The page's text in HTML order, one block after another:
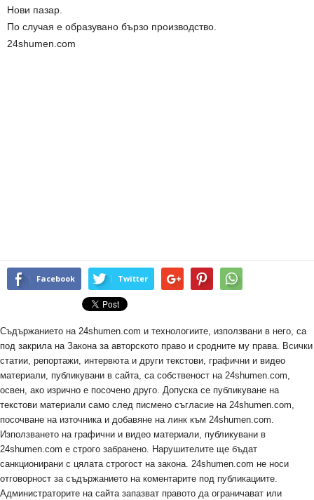
Нови пазар.
По случая е образувано бързо производство.
24shumen.com
Facebook Twitter
Съдържанието на 24shumen.com и технологиите, използвани в него, са
под закрила на Закона за авторското право и сродните му права. Всички
статии, репортажи, интервюта и други текстови, графични и видео
материали, публикувани в сайта, са собственост на 24shumen.com,
освен, ако изрично е посочено друго. Допуска се публикуване на
текстови материали само след писмено съгласие на 24shumen.com,
посочване на източника и добавяне на линк към 24shumen.com.
Използването на графични и видео материали, публикувани в
24shumen.com е строго забранено. Нарушителите ще бъдат
санкционирани с цялата строгост на закона. 24shumen.com не носи
отговорност за съдържанието на коментарите под публикациите.
Администраторите на сайта запазват правото да ограничават или